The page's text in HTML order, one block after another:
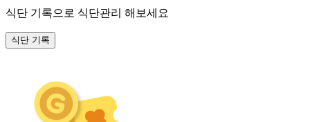
식단 기록으로 식단관리 해보세요
식단 기록